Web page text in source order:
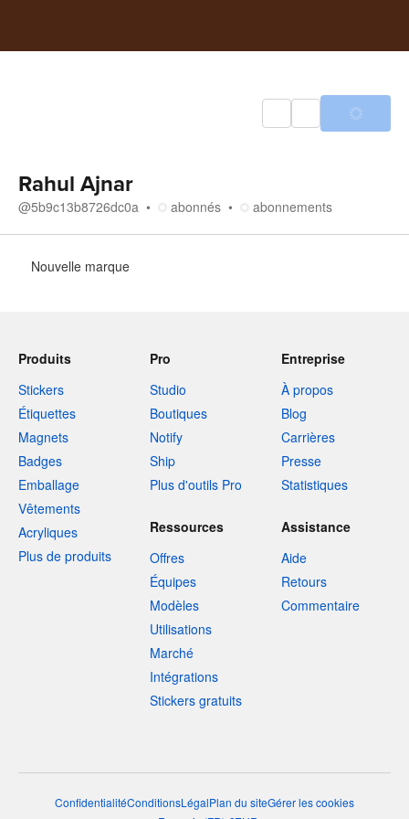
Rahul Ajnar
@5b9c13b8726dc0a abonnés abonnements
Nouvelle marque
Produits
Stickers
Étiquettes
Magnets
Badges
Emballage
Vêtements
Acryliques
Plus de produits
Pro
Studio
Boutiques
Notify
Ship
Plus d'outils Pro
Entreprise
À propos
Blog
Carrières
Presse
Statistiques
Ressources
Offres
Équipes
Modèles
Utilisations
Marché
Intégrations
Stickers gratuits
Assistance
Aide
Retours
Commentaire
ConfidentialitéConditionsLégalPlan du siteGérer les cookies